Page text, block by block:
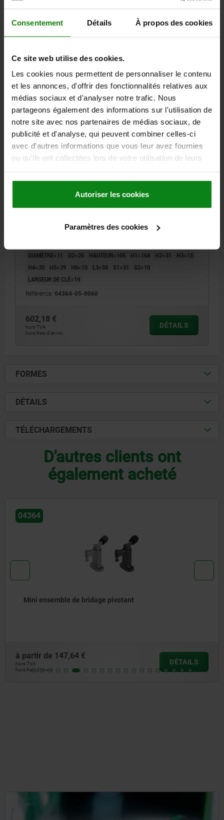
Consentement Détails À propos des cookies
Ce site web utilise des cookies.
Les cookies nous permettent de personnaliser le contenu
et les annonces, d'offrir des fonctionnalités relatives aux
médias sociaux et d'analyser notre trafic. Nous
partageons également des informations sur l'utilisation de
notre site avec nos partenaires de médias sociaux, de
publicité et d'analyse, qui peuvent combiner celles-ci
avec d'autres informations que vous leur avez fournies
ou qu'ils ont collectées lors de votre utilisation de leurs
Autoriser les cookies
Paramètres des cookies
LARGEUR DE CLÉ=19
Référence:04364-05-1060
602,18 €
hors TVA
hors frais d’envoi
DÉTAILS
04364-05
BRIDE PIVOTANTE PIVOTEMENT À DROITE, COURSE
MODÈLE 1=PIVOTEMENT À DROITE FORME=B
DIAMÈTRE=11
D2=26 HAUTEUR=105 H1=164 H2=31
H3=15
H4=30
H5=29 H6=10 L3=50 S1=31
S2=10
LARGEUR DE CLÉ=19
Référence: 04364-05-0060
602,18 €
hors TVA
hors frais d’envoi
DÉTAILS
FORMES
DÉTAILS
TÉLÉCHARGEMENTS
D'autres clients ont
également acheté
04364
Mini ensemble de bridage pivotant
à partir de 147,64 €
hors TVA
hors frais d’envoi
DÉTAILS